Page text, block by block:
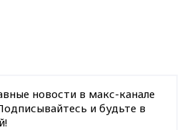
новости в макс-канале
и будьте в